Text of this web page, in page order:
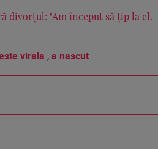
divorțul: "Am început să țip la el.
virala ,a nascut